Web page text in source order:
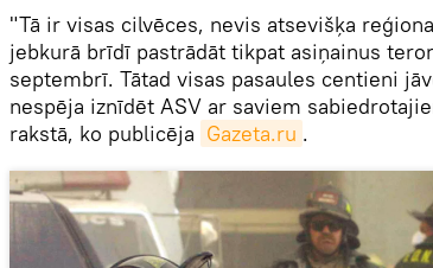
"Tā ir visas cilvēces, nevis atsevišķa
jebkurā brīdī pastrādāt tikpat asiņainus
septembrī. Tātad visas pasaules centieni
nespēja iznīdēt ASV ar saviem
rakstā, ko publicēja Gazeta.ru .